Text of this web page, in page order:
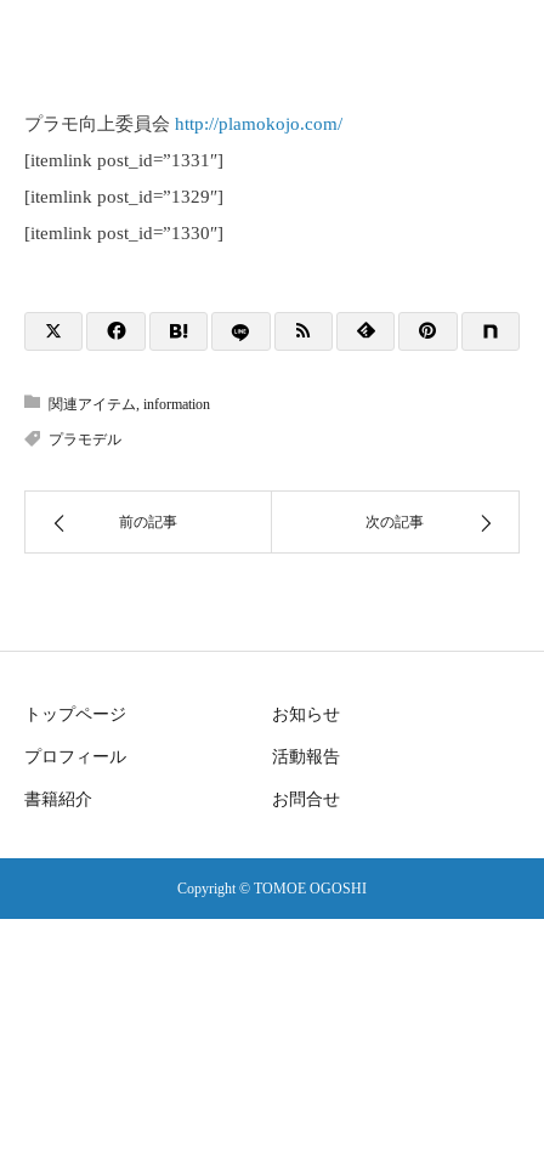
プラモ向上委員会 http://plamokojo.com/
[itemlink post_id=”1331″]
[itemlink post_id=”1329″]
[itemlink post_id=”1330″]
関連アイテム, information
プラモデル
前の記事 次の記事
トップページ お知らせ
プロフィール 活動報告
書籍紹介 お問合せ
Copyright © TOMOE OGOSHI